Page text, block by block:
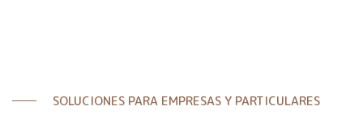
SOLUCIONES PARA EMPRESAS Y PARTICULARES